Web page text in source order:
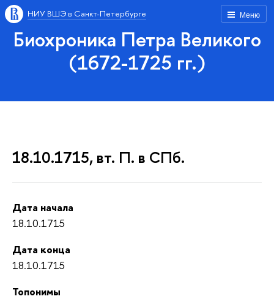
Меню
НИУ ВШЭ в Санкт-Петербурге
Биохроника Петра Великого
(1672-1725 гг.)
18.10.1715, вт. П. в СПб.
Дата начала
18.10.1715
Дата конца
18.10.1715
Топонимы